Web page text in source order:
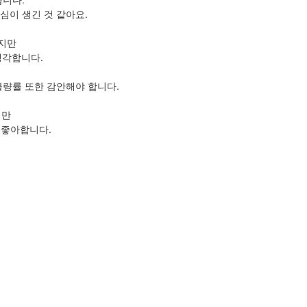
이 생긴 것 같아요.
만
합니다.
률 또한 감안해야 합니다.
아합니다.